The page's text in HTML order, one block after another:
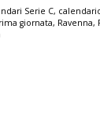
Serie C,
giornata, Ravenna,